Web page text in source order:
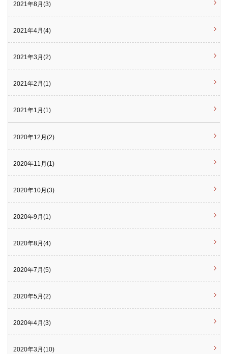
2021年8月(3)
2021年4月(4)
2021年3月(2)
2021年2月(1)
2021年1月(1)
2020年12月(2)
2020年11月(1)
2020年10月(3)
2020年9月(1)
2020年8月(4)
2020年7月(5)
2020年5月(2)
2020年4月(3)
2020年3月(10)